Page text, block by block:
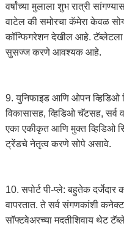
वर्षांच्या मुलाला शुभ रात्री
वाटेल की समोरचा कॅमेरा केवळ
कॉन्फिगरेशन देखील आहे. टॅब्लेटला
सुसज्ज करणे आवश्यक आहे.
9. युनिफाइड आणि ओपन व्हिडिओ
विकासासह, व्हिडिओ चॅटसह, सर्व
एका एकीकृत आणि मुक्त व्हिडिओ
ट्रेंडचे नेतृत्व करणे सोपे असावे.
10. सपोर्ट पी-प्ले: बहुतेक
वापरतात. ते सर्व संगणकांशी
सॉफ्टवेअरच्या मदतीशिवाय थेट